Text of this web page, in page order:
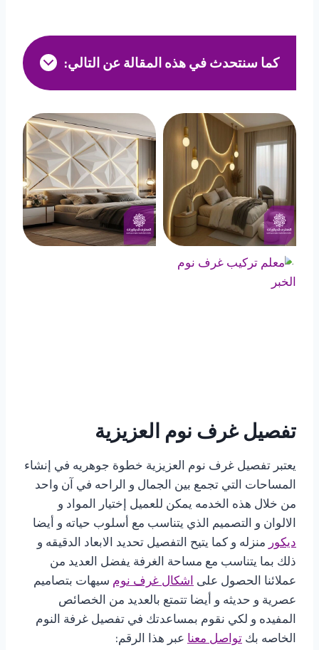
كما سنتحدث في هذه المقالة عن التالي:
تفصيل غرف نوم العزيزية
يعتبر تفصيل غرف نوم العزيزية خطوة جوهريه في إنشاء
المساحات التي تجمع بين الجمال و الراحه في آن واحد
من خلال هذه الخدمه يمكن للعميل إختيار المواد و
الالوان و التصميم الذي يتناسب مع أسلوب حياته و أيضا
ديكورمنزله و كما يتيح التفصيل تحديد الابعاد الدقيقه و
ذلك بما يتناسب مع مساحة الغرفة يفضل العديد من
عملائنا الحصول علىاشكال غرف نومسيهات بتصاميم
عصرية و حديثه و أيضا تتمتع بالعديد من الخصائص
المفيده و لكي نقوم بمساعدتك في تفصيل غرفة النوم
الخاصه بكتواصل معناعبر هذا الرقم: